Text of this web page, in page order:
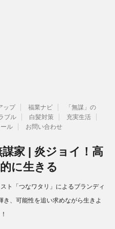
ップ 福業ナビ
「無謀」の
ブル 白髪対策
充実生活
ル お問い合わせ
家 | 炎ジョイ！高
に生きる
ト「つなワタリ」によるブランディ
、可能性を追い求めながら生きよ